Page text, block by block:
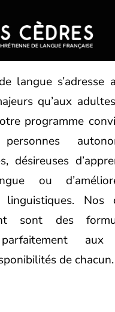
langue s’adresse
qu’aux
programme
désireuses
ou
linguistiques. Nos
sont des
aux
de chacun.